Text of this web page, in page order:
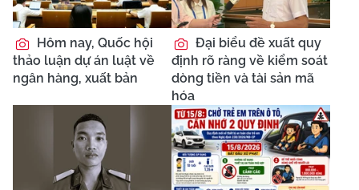
Hôm nay, Quốc hội
thảo luận dự án luật về
ngân hàng, xuất bản
Đại biểu đề xuất quy
định rõ ràng về kiểm soát
dòng tiền và tài sản mã
hóa